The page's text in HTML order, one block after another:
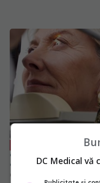
avertizează: Nu
ochelari
04 sep 2025, 19:00
DC Medical vă